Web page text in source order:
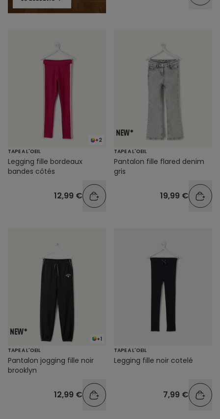
+2
TAPE A L'OEIL
Legging fille bordeaux
bandes côtés
12,99 €
TAPE A L'OEIL
Pantalon fille flared denim
gris
19,99 €
+1
TAPE A L'OEIL
Pantalon jogging fille noir
brooklyn
12,99 €
TAPE A L'OEIL
Legging fille noir cotelé
7,99 €